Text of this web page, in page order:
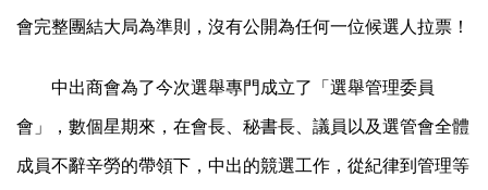
會完整團結大局為準則，沒有公開為任何一位候選人拉票！
中出商會為了今次選舉專門成立了「選舉管理委員
會」，數個星期來，在會長、秘書長、議員以及選管會全體
成員不辭辛勞的帶領下，中出的競選工作，從紀律到管理等